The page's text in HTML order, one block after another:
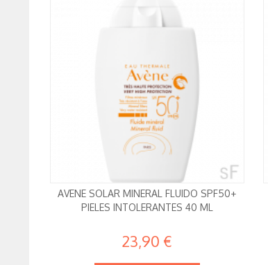
AVENE SOLAR MINERAL FLUIDO SPF50+
PIELES INTOLERANTES 40 ML
23,90 €